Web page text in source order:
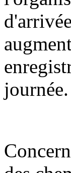
journée.